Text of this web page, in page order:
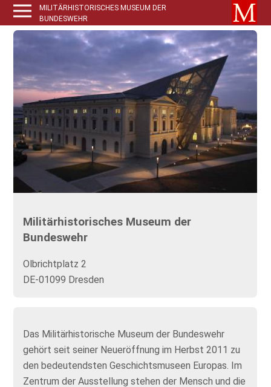
MILITÄRHISTORISCHES MUSEUM DER
BUNDESWEHR
Militärhistorisches Museum der
Bundeswehr
Olbrichtplatz 2
DE-01099 Dresden
Das Militärhistorische Museum der Bundeswehr
gehört seit seiner Neueröffnung im Herbst 2011 zu
den bedeutendsten Geschichtsmuseen Europas. Im
Zentrum der Ausstellung stehen der Mensch und die